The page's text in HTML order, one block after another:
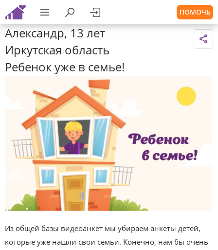
ПОМОЧЬ
Александр, 13 лет
Иркутская область
Ребенок уже в семье!
Из общей базы видеоанкет мы убираем анкеты детей,
которые уже нашли свои семьи. Конечно, нам бы очень